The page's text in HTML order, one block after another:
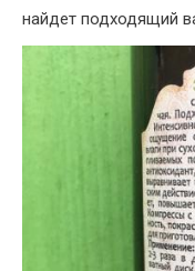
найдет подходящий